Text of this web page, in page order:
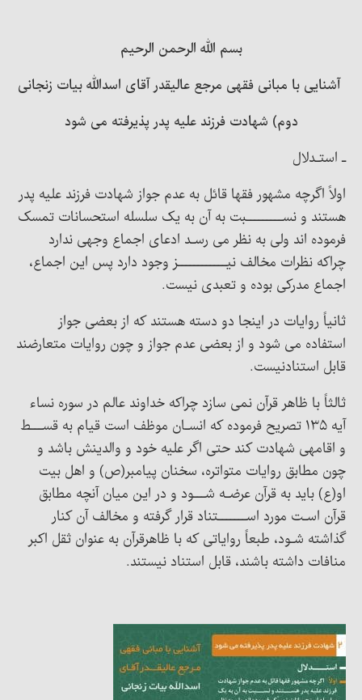
بسم الله الرحمن الرحیم
آشنایی با مبانی فقهی مرجع عالیقدر آقای اسدالله بیات زنجانی
دوم) شهادت فرزند علیه پدر پذیرفته می شود
ـ استـدلال
اولاً اگرچه مشهور فقها قائل به عدم جواز شهادت فرزند علیه پدر
هستند و نســـــــــبت به آن به یک سلسله استحسانات تمسک
فرموده اند ولی به نظر می رسـد ادعای اجماع وجهی ندارد
چراکه نظرات مخالف نیــــــــــــز وجود دارد پس این اجماع،
اجماع مدرکی بوده و تعبدی نیست.
ثانیاً روایات در اینجا دو دسته هستند که از بعضی جواز
استفاده می شود و از بعضی عدم جواز و چون روایات متعارضند
قابل استنادنیست.
ثالثاً با ظاهر قرآن نمی سازد چراکه خداوند عالم در سوره نساء
آیه ۱۳۵ تصریح فرموده که انسـان موظف است قیام به قســـط
و اقامهی شهادت کند حتی اگر علیه خود و والدینش باشد و
چون مطابق روایات متواتره، سخنان پیامبر(ص) و اهل بیت
او(ع) باید به قرآن عرضـه شـــود و در این میان آنچه مطابق
قرآن اسـت مورد اســـــــتناد قرار گرفته و مخالف آن کنار
گذاشته شـود، طبعاً روایاتی که با ظاهرقرآن به عنوان ثقل اکبر
منافات داشته باشند، قابل استناد نیستند.